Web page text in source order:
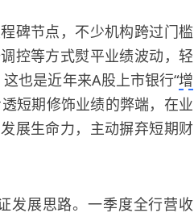
碑节点，不少机构跨过门槛
控等方式熨平业绩波动，轻
也是近年来A股上市银行“增
短期修饰业绩的弊端，在业
展生命力，主动摒弃短期财
发展思路。一季度全行营收